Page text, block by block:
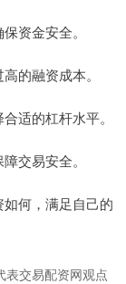
资金安全。
的融资成本。
适的杠杆水平。
交易安全。
何，满足自己的
表交易配资网观点